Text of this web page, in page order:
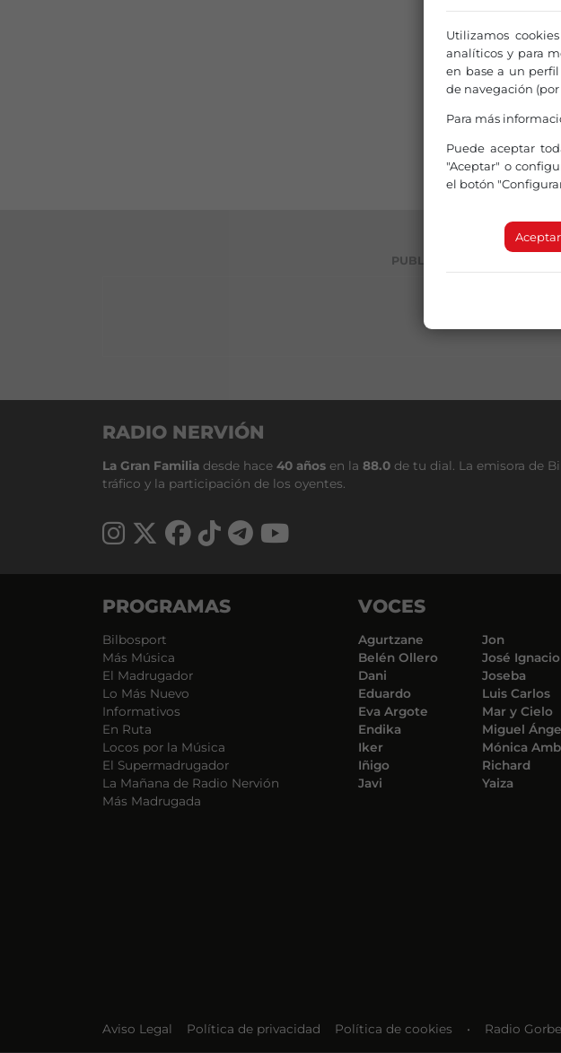
PUBLICIDAD
RADIO NERVIÓN
La Gran Familia desde hace 40 años en la 88.0 de tu dial. La emisora de
tráfico y la participación de los oyentes.
PROGRAMAS
Bilbosport
Más Música
El Madrugador
Lo Más Nuevo
Informativos
En Ruta
Locos por la Música
El Supermadrugador
La Mañana de Radio Nervión
Más Madrugada
VOCES
Agurtzane
Belén Ollero
Dani
Eduardo
Eva Argote
Endika
Iker
Iñigo
Javi
Jon
José Ignacio
Joseba
Luis Carlos
Mar y Cielo
Miguel
Mónica
Richard
Yaiza
Aviso Legal Política de privacidad Política de cookies • Radio
Utilizamos
analíticos y para
en base a un
de navegación
Para más
Puede aceptar
"Aceptar" o
el botón
Aceptar